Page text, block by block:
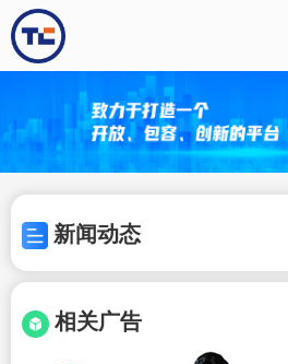
新闻动态
相关广告